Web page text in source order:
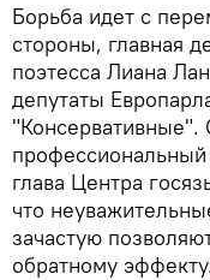
Борьба идет с
стороны, главная
поэтесса Лиана
депутаты
глава Центра
что
зачастую
обратному